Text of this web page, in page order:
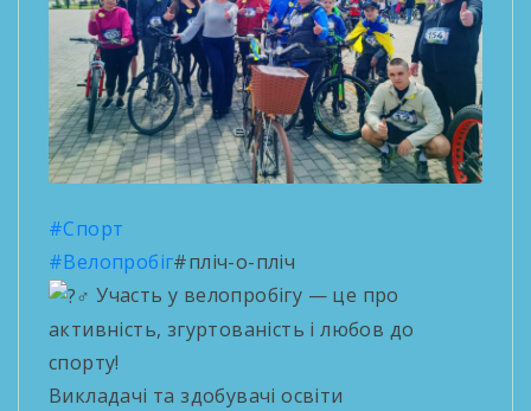
#Спорт
#Велопробіг#пліч-о-пліч
Участь у велопробігу — це про
активність, згуртованість і любов до
спорту!
Викладачі та здобувачі освіти